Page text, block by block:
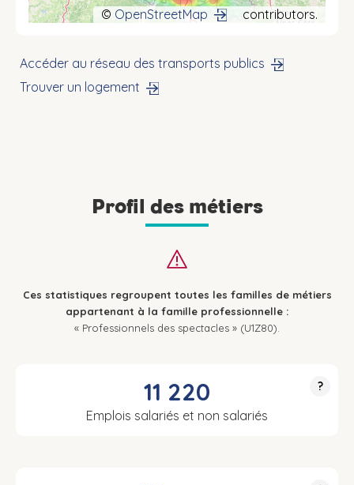
© OpenStreetMap contributors.
Accéder au réseau des transports publics
Trouver un logement
Profil des métiers
Ces statistiques regroupent toutes les familles de métiers
appartenant à la famille professionnelle :
« Professionnels des spectacles » (U1Z80).
?
11 220
Emplois salariés et non salariés